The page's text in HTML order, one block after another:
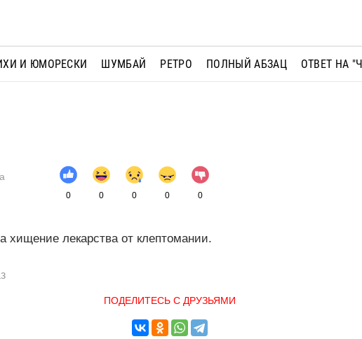
И ЮМОРЕСКИ ШУМБАЙ РЕТРО ПОЛНЫЙ АБЗАЦ ОТВЕТ НА
0 0 0 0 0
хищение лекарства от клептомании.
ПОДЕЛИТЕСЬ С ДРУЗЬЯМИ